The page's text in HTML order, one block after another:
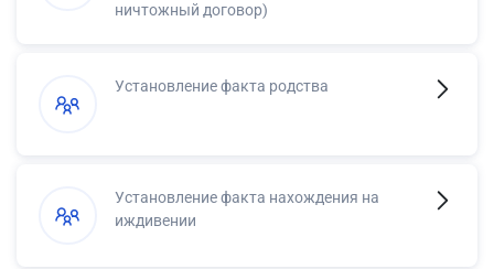
ничтожный договор)
Установление факта родства
Установление факта нахождения на
иждивении